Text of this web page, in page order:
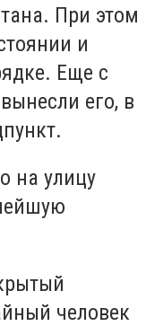
При этом
и
Еще с
его, в
на улицу
человек